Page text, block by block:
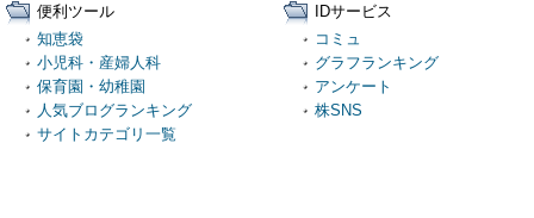
便利ツール
知恵袋
小児科・産婦人科
保育園・幼稚園
人気ブログランキング
サイトカテゴリ一覧
IDサービス
コミュ
グラフランキング
アンケート
株SNS